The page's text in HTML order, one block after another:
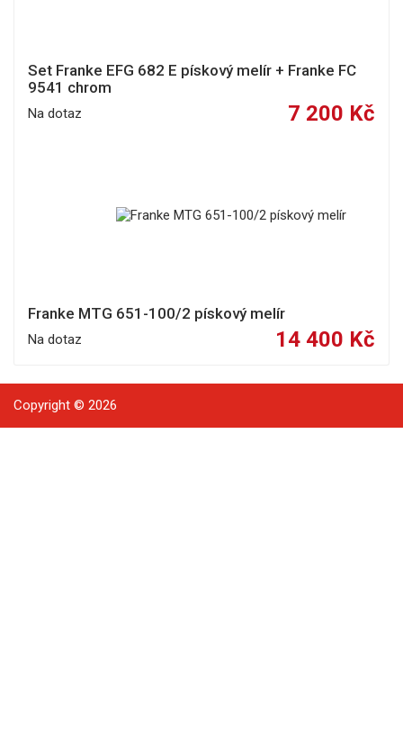
Set Franke EFG 682 E pískový melír + Franke FC
9541 chrom
Na dotaz 7 200 Kč
Franke MTG 651-100/2 pískový melír
Na dotaz 14 400 Kč
Copyright © 2026